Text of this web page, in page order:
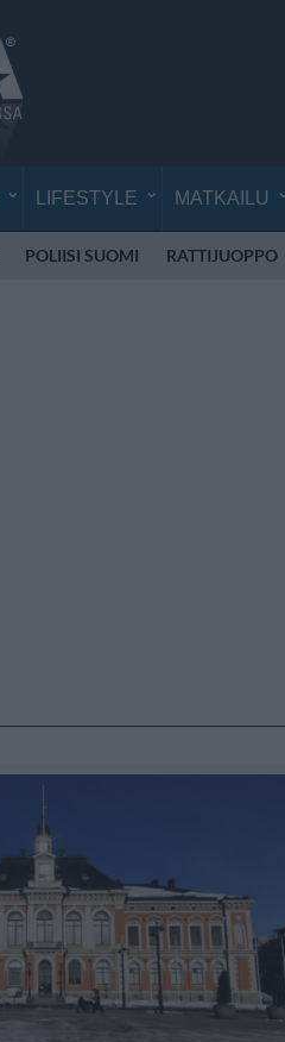
LIFESTYLE MATKAILU
POLIISI SUOMI RATTIJUOPPO